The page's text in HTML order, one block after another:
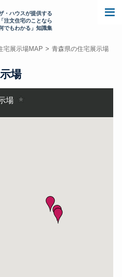
・ハウスが提供する
「注文住宅のことなら
でもわかる」知識集
宅展示場MAP 青森県の住宅展示場
場